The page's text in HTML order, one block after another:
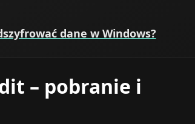
dane w Windows?
– pobranie i